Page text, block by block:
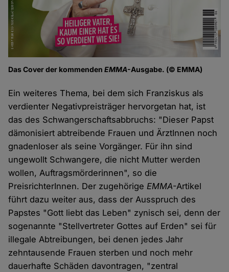
Das Cover der kommendenEMMA-Ausgabe. (© EMMA)
Ein weiteres Thema, bei dem sich Franziskus als
verdienter Negativpreisträger hervorgetan hat, ist
das des Schwangerschaftsabbruchs: "Dieser Papst
dämonisiert abtreibende Frauen und ÄrztInnen noch
gnadenloser als seine Vorgänger. Für ihn sind
ungewollt Schwangere, die nicht Mutter werden
wollen, Auftragsmörderinnen", so die
PreisrichterInnen. Der zugehörigeEMMA-Artikel
führt dazu weiter aus, dass der Ausspruch des
Papstes "Gott liebt das Leben" zynisch sei, denn der
sogenannte "Stellvertreter Gottes auf Erden" sei für
illegale Abtreibungen, bei denen jedes Jahr
zehntausende Frauen sterben und noch mehr
dauerhafte Schäden davontragen, "zentral